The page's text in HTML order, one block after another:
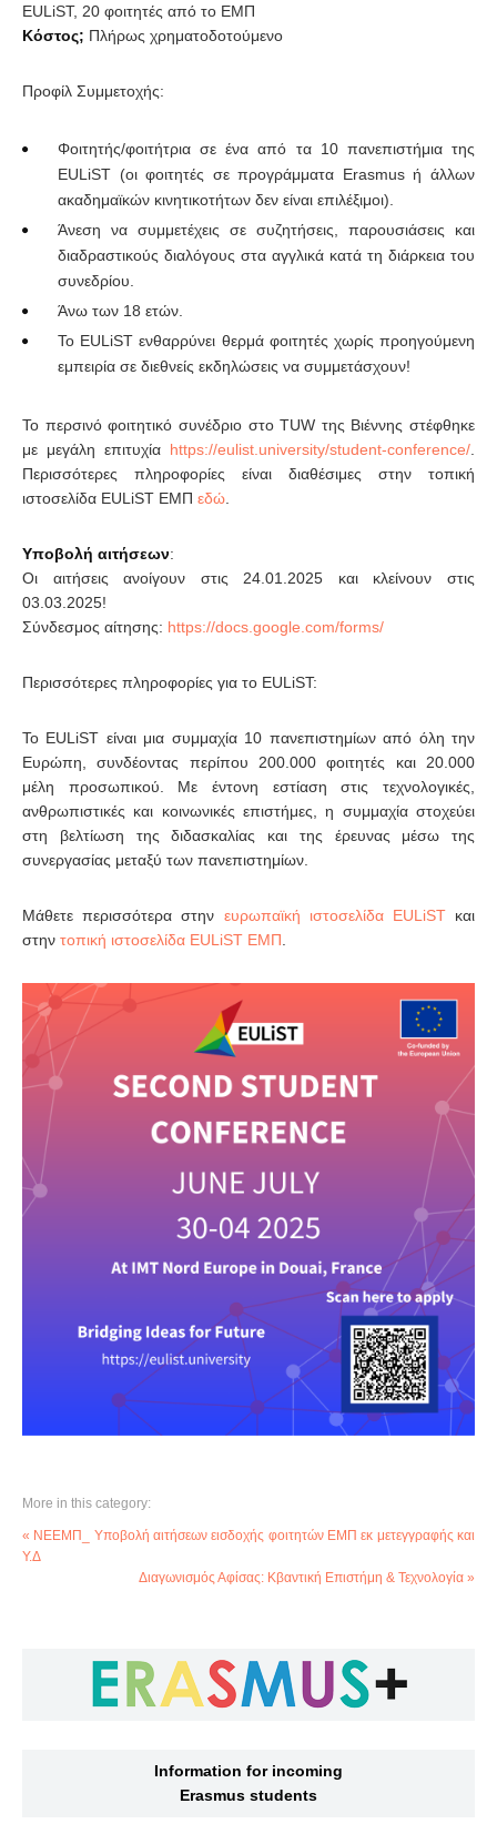
EULiST, 20 φοιτητές από το ΕΜΠ
Κόστος; Πλήρως χρηματοδοτούμενο
Προφίλ Συμμετοχής:
Φοιτητής/φοιτήτρια σε ένα από τα 10 πανεπιστήμια της
EULiST (οι φοιτητές σε προγράμματα Erasmus ή άλλων
ακαδημαϊκών κινητικοτήτων δεν είναι επιλέξιμοι).
Άνεση να συμμετέχεις σε συζητήσεις, παρουσιάσεις και
διαδραστικούς διαλόγους στα αγγλικά κατά τη διάρκεια του
συνεδρίου.
Άνω των 18 ετών.
Το EULiST ενθαρρύνει θερμά φοιτητές χωρίς προηγούμενη
εμπειρία σε διεθνείς εκδηλώσεις να συμμετάσχουν!
Το περσινό φοιτητικό συνέδριο στο TUW της Βιέννης στέφθηκε
με μεγάλη επιτυχία https://eulist.university/student-conference/
Περισσότερες πληροφορίες είναι διαθέσιμες στην τοπική
ιστοσελίδα EULiST ΕΜΠ εδώ
Υποβολή αιτήσεων:
Οι αιτήσεις ανοίγουν στις 24.01.2025 και κλείνουν στις
03.03.2025!
Σύνδεσμος αίτησης: https://docs.google.com/forms/
Περισσότερες πληροφορίες για το EULiST:
Το EULiST είναι μια συμμαχία 10 πανεπιστημίων από όλη την
Ευρώπη, συνδέοντας περίπου 200.000 φοιτητές και 20.000
μέλη προσωπικού. Με έντονη εστίαση στις τεχνολογικές,
ανθρωπιστικές και κοινωνικές επιστήμες, η συμμαχία στοχεύει
στη βελτίωση της διδασκαλίας και της έρευνας μέσω της
συνεργασίας μεταξύ των πανεπιστημίων.
Μάθετε περισσότερα στην ευρωπαϊκή ιστοσελίδα EULiSTκαι
στην τοπική ιστοσελίδα EULiST ΕΜΠ
More in this category:
« ΝΕΕΜΠ_ Υποβολή αιτήσεων εισδοχής φοιτητών ΕΜΠ εκ μετεγγραφής και
Υ.Δ
Διαγωνισμός Αφίσας: Κβαντική Επιστήμη & Τεχνολογία »
Information for incoming
Erasmus students